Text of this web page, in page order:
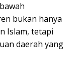
bukan hanya
Islam, tetapi
daerah yang